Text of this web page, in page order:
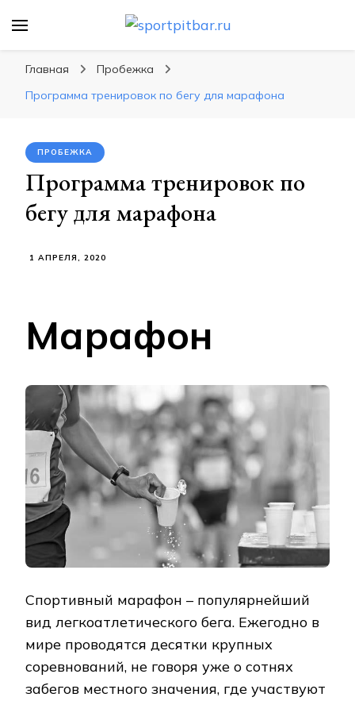
спортивных упражнения, правильные
диеты, программы тренировок
Главная
Пробежка
Программа тренировок по бегу для марафона
ПРОБЕЖКА
Программа тренировок по
бегу для марафона
1 АПРЕЛЯ, 2020
Марафон
Спортивный марафон – популярнейший
вид легкоатлетического бега. Ежегодно в
мире проводятся десятки крупных
соревнований, не говоря уже о сотнях
забегов местного значения, где участвуют